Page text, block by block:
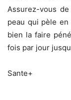
Assurez-vous
peau qui pèle
bien la faire
fois par jour
Sante+